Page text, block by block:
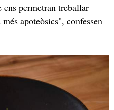
ens permetran treballar
apoteòsics", confessen